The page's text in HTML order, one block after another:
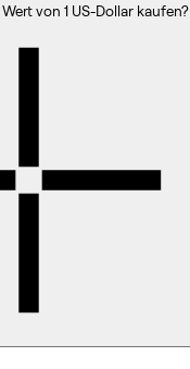
von 1 US-Dollar kaufen?